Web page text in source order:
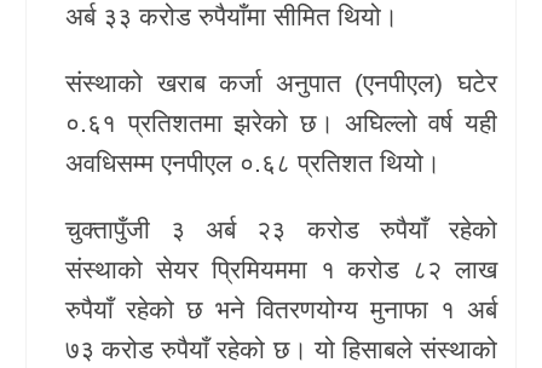
अर्ब ३३ करोड रुपैयाँमा सीमित थियो।
संस्थाको खराब कर्जा अनुपात (एनपीएल) घटेर
०.६१ प्रतिशतमा झरेको छ। अघिल्लो वर्ष यही
अवधिसम्म एनपीएल ०.६८ प्रतिशत थियो।
चुक्तापुँजी ३ अर्ब २३ करोड रुपैयाँ रहेको
संस्थाको सेयर प्रिमियममा १ करोड ८२ लाख
रुपैयाँ रहेको छ भने वितरणयोग्य मुनाफा १ अर्ब
७३ करोड रुपैयाँ रहेको छ। यो हिसाबले संस्थाको